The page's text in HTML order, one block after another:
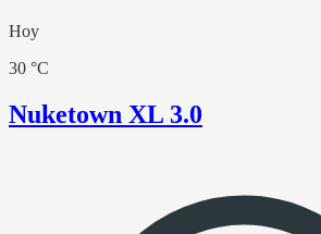
Hoy
30 °C
Nuketown XL 3.0